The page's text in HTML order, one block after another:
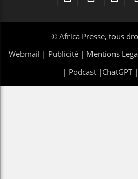
© Africa Presse, tous
Webmail | Publicité | Mentions
| Podcast| ChatGPT|